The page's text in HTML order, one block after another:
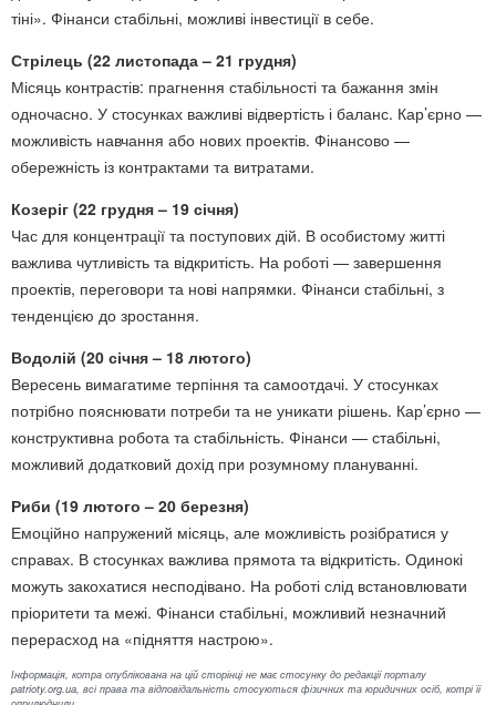
тіні». Фінанси стабільні, можливі інвестиції в себе.
Стрілець (22 листопада – 21 грудня)
Місяць контрастів: прагнення стабільності та бажання змін
одночасно. У стосунках важливі відвертість і баланс. Кар’єрно —
можливість навчання або нових проектів. Фінансово —
обережність із контрактами та витратами.
Козеріг (22 грудня – 19 січня)
Час для концентрації та поступових дій. В особистому житті
важлива чутливість та відкритість. На роботі — завершення
проектів, переговори та нові напрямки. Фінанси стабільні, з
тенденцією до зростання.
Водолій (20 січня – 18 лютого)
Вересень вимагатиме терпіння та самоотдачі. У стосунках
потрібно пояснювати потреби та не уникати рішень. Кар’єрно —
конструктивна робота та стабільність. Фінанси — стабільні,
можливий додатковий дохід при розумному плануванні.
Риби (19 лютого – 20 березня)
Емоційно напружений місяць, але можливість розібратися у
справах. В стосунках важлива прямота та відкритість. Одинокі
можуть закохатися несподівано. На роботі слід встановлювати
пріоритети та межі. Фінанси стабільні, можливий незначний
перерасход на «підняття настрою».
Інформація, котра опублікована на цій сторінці не має стосунку до редакції порталу
patrioty.org.ua, всі права та відповідальність стосуються фізичних та юридичних осіб, котрі її